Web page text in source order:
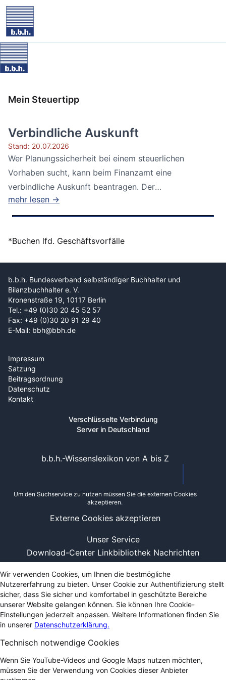
Mein Steuertipp
Verbindliche Auskunft
Stand: 20.07.2026
Wer Planungssicherheit bei einem steuerlichen
Vorhaben sucht, kann beim Finanzamt eine
verbindliche Auskunft beantragen. Der
Bundesfinanzhof...
mehr lesen →
*Buchen lfd. Geschäftsvorfälle
b.b.h. Bundesverband selbständiger Buchhalter und
Bilanzbuchhalter e. V.
Kronenstraße 19, 10117 Berlin
Tel.: +49 (0)30 20 45 52 57
Fax: +49 (0)30 20 91 29 40
E-Mail: bbh@bbh.de
Impressum
Satzung
Beitragsordnung
Datenschutz
Kontakt
Verschlüsselte Verbindung
Server in Deutschland
Unser Service
Download-Center Linkbibliothek Nachrichten
b.b.h.-Wissenslexikon von A bis Z
Um den Suchservice zu nutzen müssen Sie die externen Cookies
akzeptieren.
Externe Cookies akzeptieren
Wir verwenden Cookies, um Ihnen die bestmögliche
Nutzererfahrung zu bieten. Unser Cookie zur Authentifizierung stellt
sicher, dass Sie sicher und komfortabel in geschützte Bereiche
unserer Website gelangen können. Sie können Ihre Cookie-
Einstellungen jederzeit anpassen. Weitere Informationen finden Sie
in unserer Datenschutzerklärung.
Technisch notwendige Cookies
Wenn Sie YouTube-Videos und Google Maps nutzen möchten,
müssen Sie der Verwendung von Cookies dieser Anbieter